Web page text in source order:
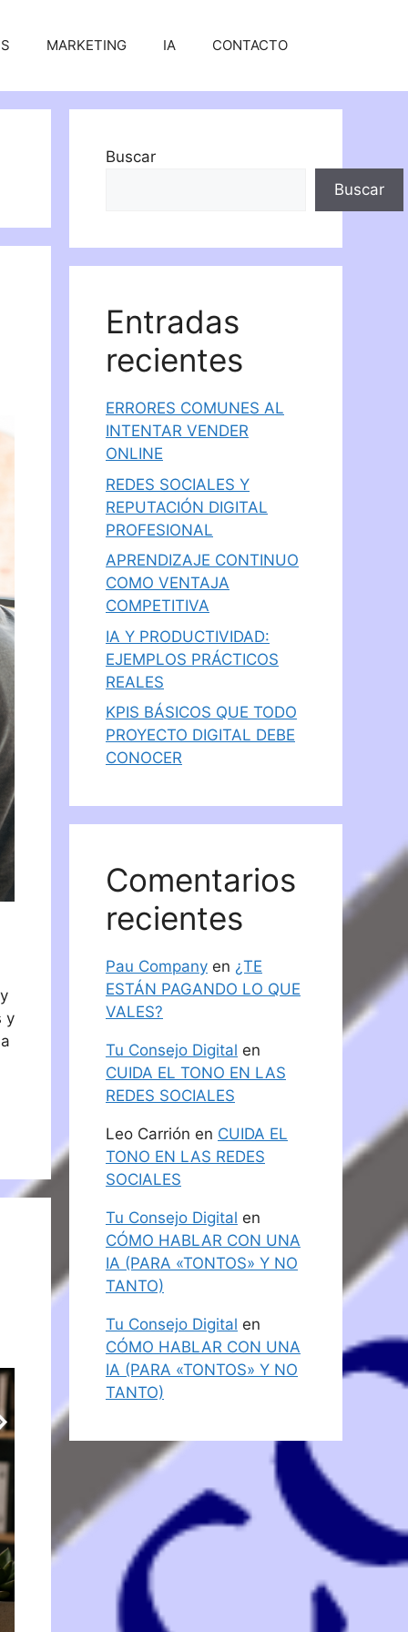
MARKETING IA CONTACTO
y
Buscar
Buscar
Entradas
recientes
ERRORES COMUNES AL
INTENTAR VENDER
ONLINE
REDES SOCIALES Y
REPUTACIÓN DIGITAL
PROFESIONAL
APRENDIZAJE CONTINUO
COMO VENTAJA
COMPETITIVA
IA Y PRODUCTIVIDAD:
EJEMPLOS PRÁCTICOS
REALES
KPIS BÁSICOS QUE TODO
PROYECTO DIGITAL DEBE
CONOCER
Comentarios
recientes
Pau Company en ¿TE
ESTÁN PAGANDO LO QUE
VALES?
Tu Consejo Digital en
CUIDA EL TONO EN LAS
REDES SOCIALES
Leo Carrión en CUIDA EL
TONO EN LAS REDES
SOCIALES
Tu Consejo Digital en
CÓMO HABLAR CON UNA
IA (PARA «TONTOS» Y NO
TANTO)
Tu Consejo Digital en
CÓMO HABLAR CON UNA
IA (PARA «TONTOS» Y NO
TANTO)